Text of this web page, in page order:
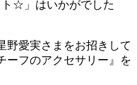
ト☆」はいかがでした
野愛実さまをお招きして
ーフのアクセサリー』を